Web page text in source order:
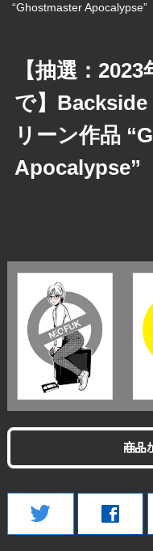
“Ghostmaster Apocalypse”
【抽選：
で】
リーン作品
Apocalypse”
商品
twitter facebook